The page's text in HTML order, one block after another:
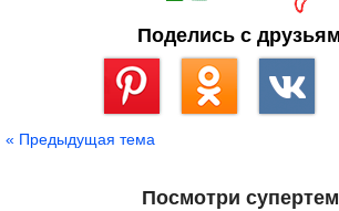
Поделись с
« Предыдущая тема
Посмотри